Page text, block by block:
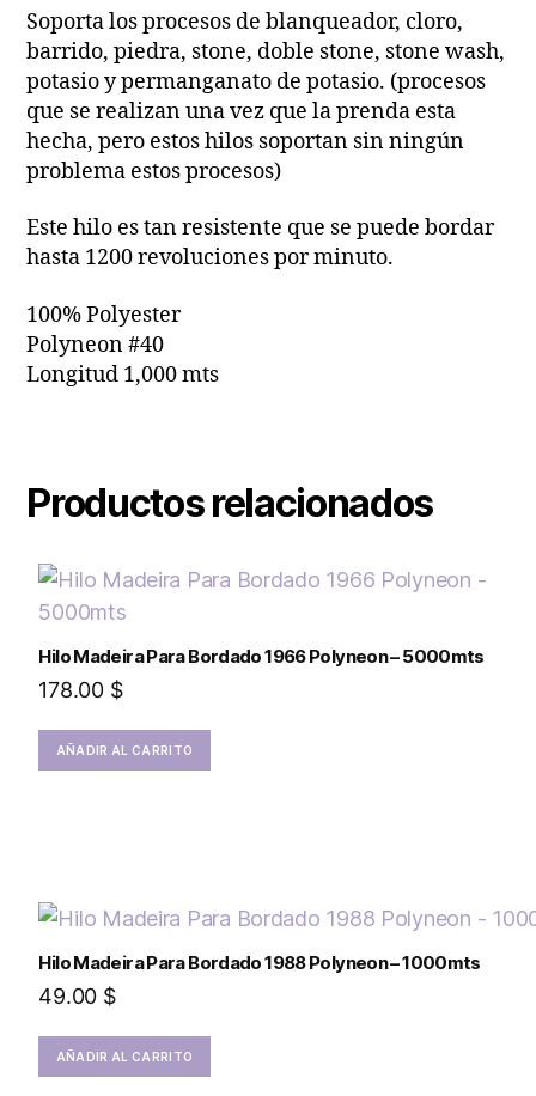
Soporta los procesos de blanqueador, cloro,
barrido, piedra, stone, doble stone, stone wash,
potasio y permanganato de potasio. (procesos
que se realizan una vez que la prenda esta
hecha, pero estos hilos soportan sin ningún
problema estos procesos)
Este hilo es tan resistente que se puede bordar
hasta 1200 revoluciones por minuto.
100% Polyester
Polyneon #40
Longitud 1,000 mts
Productos relacionados
Hilo Madeira Para Bordado 1966 Polyneon – 5000mts
178.00 $
AÑADIR AL CARRITO
Hilo Madeira Para Bordado 1988 Polyneon – 1000mts
49.00 $
AÑADIR AL CARRITO